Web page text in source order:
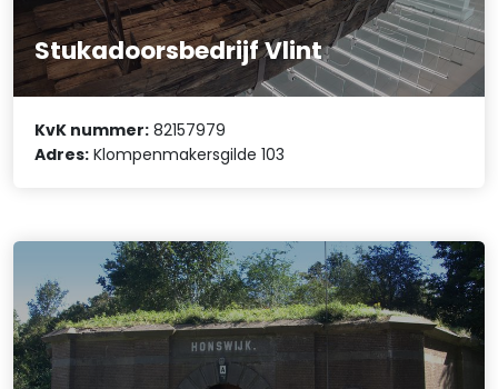
Stukadoorsbedrijf Vlint
KvK nummer: 82157979
Adres: Klompenmakersgilde 103